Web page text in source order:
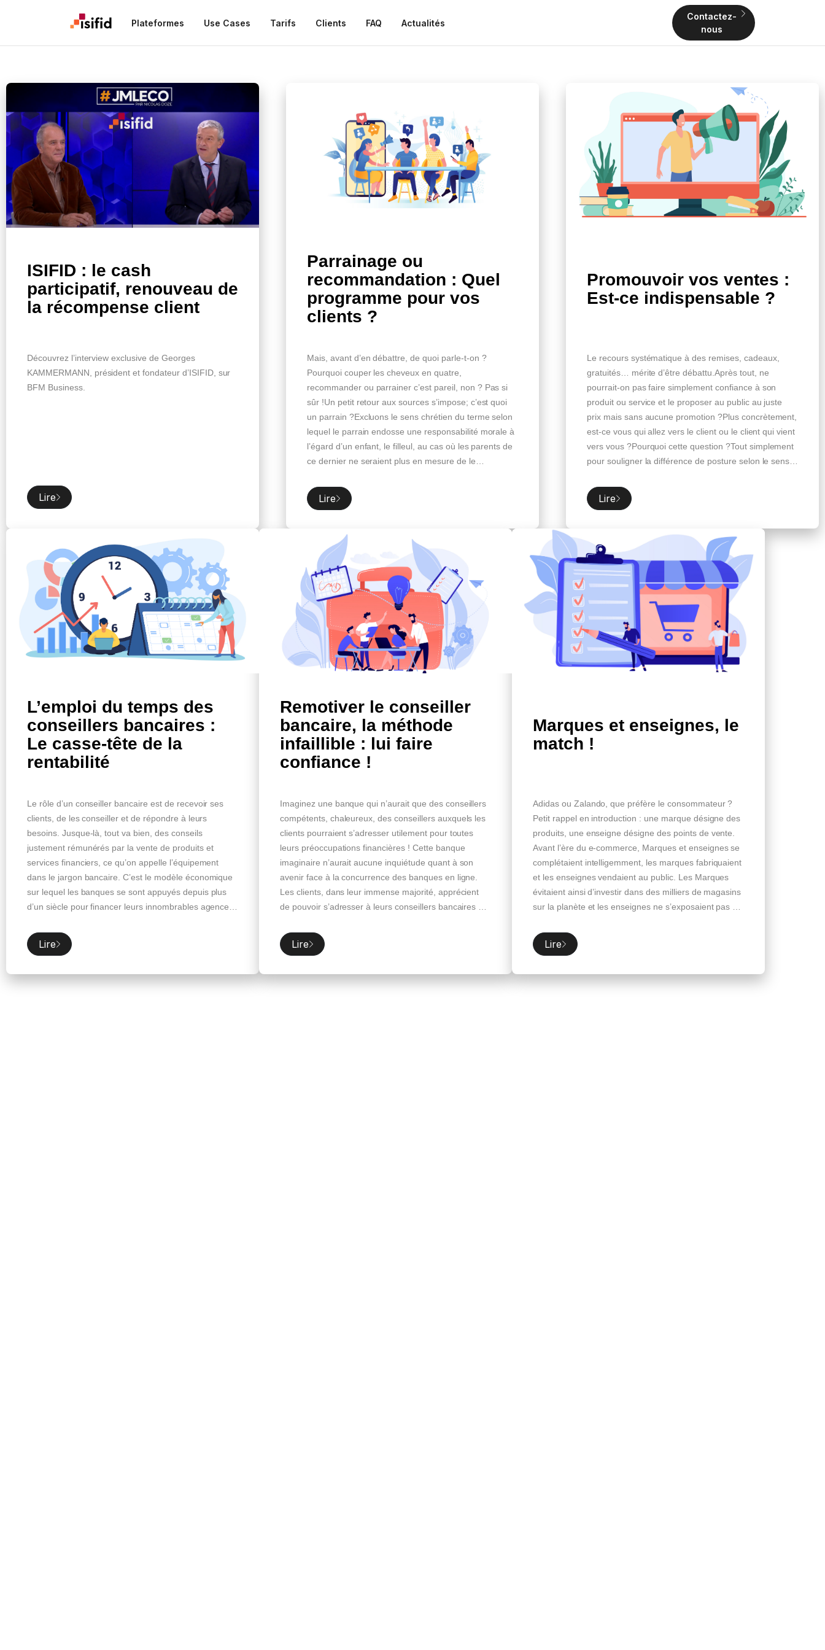
Plateformes Use Cases Tarifs Clients FAQ Actualités
Contactez-
nous
ISIFID : le cash
participatif, renouveau de
la récompense client
Découvrez l’interview exclusive de Georges
KAMMERMANN, président et fondateur d’ISIFID, sur
BFM Business.
Lire
Parrainage ou
recommandation : Quel
programme pour vos
clients ?
Mais, avant d’en débattre, de quoi parle-t-on ?
Pourquoi couper les cheveux en quatre,
recommander ou parrainer c’est pareil, non ? Pas si
sûr !Un petit retour aux sources s’impose; c’est quoi
un parrain ?Excluons le sens chrétien du terme selon
lequel le parrain endosse une responsabilité morale à
l’égard d’un enfant, le filleul, au cas où les parents de
ce dernier ne seraient plus en mesure de le
porte garant d’un proche vis à vis d’une communauté
à laquelle il appartient. C’est, en théorie, le seul
Lire
Promouvoir vos ventes :
Est-ce indispensable ?
Le recours systématique à des remises, cadeaux,
gratuités… mérite d’être débattu.Après tout, ne
pourrait-on pas faire simplement confiance à son
produit ou service et le proposer au public au juste
prix mais sans aucune promotion ?Plus concrètement,
est-ce vous qui allez vers le client ou le client qui vient
vers vous ?Pourquoi cette question ?Tout simplement
pour souligner la différence de posture selon le sens
s’agisse d’un emailing, d’une campagne sur les
réseaux sociaux ou d’un flyer distribué en grande
promo. Heureusement pour vous, […]
Lire
L’emploi du temps des
conseillers bancaires :
Le casse-tête de la
rentabilité
Le rôle d’un conseiller bancaire est de recevoir ses
clients, de les conseiller et de répondre à leurs
besoins. Jusque-là, tout va bien, des conseils
justement rémunérés par la vente de produits et
services financiers, ce qu’on appelle l’équipement
dans le jargon bancaire. C’est le modèle économique
sur lequel les banques se sont appuyés depuis plus
d’un siècle pour financer leurs innombrables agences
aujourd’hui un petit problème : les clients non
rentables continuent à venir en agence mais les
Lire
Remotiver le conseiller
bancaire, la méthode
infaillible : lui faire
confiance !
Imaginez une banque qui n’aurait que des conseillers
compétents, chaleureux, des conseillers auxquels les
clients pourraient s’adresser utilement pour toutes
leurs préoccupations financières ! Cette banque
imaginaire n’aurait aucune inquiétude quant à son
avenir face à la concurrence des banques en ligne.
Les clients, dans leur immense majorité, apprécient
de pouvoir s’adresser à leurs conseillers bancaires en
plupart des clients ne souhaite pas une relation
digitale désincarnée ! En revanche, un client préfèrera
Lire
Marques et enseignes, le
match !
Adidas ou Zalando, que préfère le consommateur ?
Petit rappel en introduction : une marque désigne des
produits, une enseigne désigne des points de vente.
Avant l’ère du e-commerce, Marques et enseignes se
complétaient intelligemment, les marques fabriquaient
et les enseignes vendaient au public. Les Marques
évitaient ainsi d’investir dans des milliers de magasins
sur la planète et les enseignes ne s’exposaient pas au
vendant en direct. Ce bel équilibre, fondé sur une
nécessité purement économique, a été bouleversé
Lire